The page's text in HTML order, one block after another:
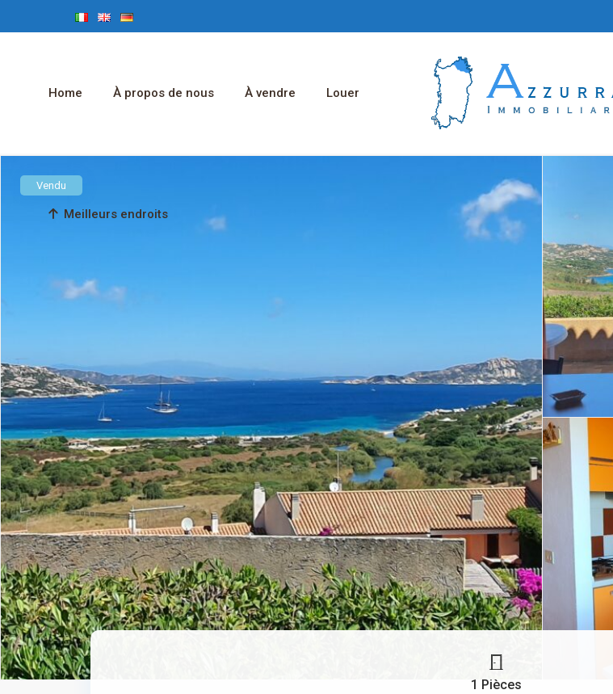
Home À propos de nous À vendre Louer
Meilleurs endroits
Vendu
1 Pièces